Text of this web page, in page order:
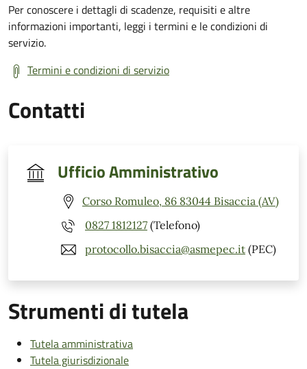
Per conoscere i dettagli di scadenze, requisiti e altre
informazioni importanti, leggi i termini e le condizioni di
servizio.
Termini e condizioni di servizio
Contatti
Ufficio Amministrativo
Corso Romuleo, 86 83044 Bisaccia (AV)
0827 1812127 (Telefono)
protocollo.bisaccia@asmepec.it (PEC)
Strumenti di tutela
Tutela amministrativa
Tutela giurisdizionale